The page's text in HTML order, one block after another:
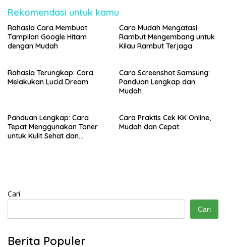
Rekomendasi untuk kamu
Rahasia Cara Membuat
Tampilan Google Hitam
dengan Mudah
Cara Mudah Mengatasi
Rambut Mengembang untuk
Kilau Rambut Terjaga
Rahasia Terungkap: Cara
Melakukan Lucid Dream
Cara Screenshot Samsung:
Panduan Lengkap dan
Mudah
Panduan Lengkap: Cara
Tepat Menggunakan Toner
untuk Kulit Sehat dan
Cara Praktis Cek KK Online,
Mudah dan Cepat
Cari
Cari
Berita Populer